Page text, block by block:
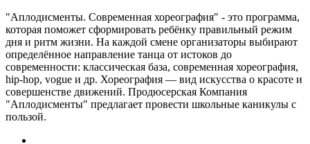
"Аплодисменты. Современная хореография" - это программа,
которая поможет сформировать ребёнку правильный режим
дня и ритм жизни. На каждой смене организаторы выбирают
определённое направление танца от истоков до
современности: классическая база, современная хореография,
hip-hop, vogue и др. Хореография — вид искусства о красоте и
совершенстве движений. Продюсерская Компания
"Аплодисменты" предлагает провести школьные каникулы с
пользой.